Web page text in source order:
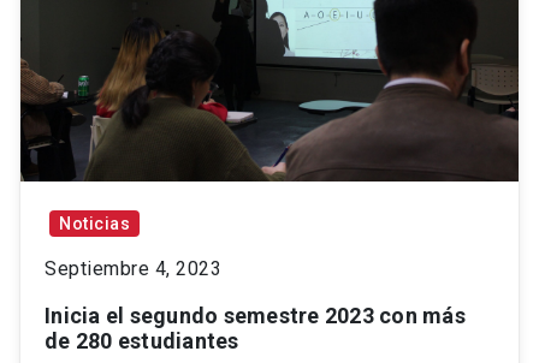
Noticias
Septiembre 4, 2023
Inicia el segundo semestre 2023 con más
de 280 estudiantes